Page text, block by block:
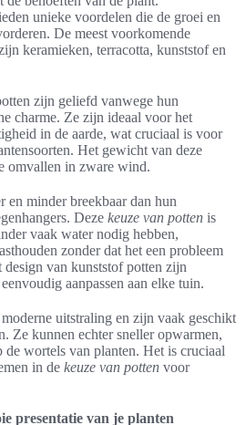
unieke voordelen die de groei en
De meest voorkomende
keramieken, terracotta, kunststof en
zijn geliefd vanwege hun
charme. Ze zijn ideaal voor het
in de aarde, wat cruciaal is voor
Het gewicht van deze
omvallen in zware wind.
minder breekbaar dan hun
Deze keuze van potten is
vaak water nodig hebben,
zonder dat het een probleem
van kunststof potten zijn
aanpassen aan elke tuin.
uitstraling en zijn vaak geschikt
Ze kunnen echter sneller opwarmen,
wortels van planten. Het is cruciaal
in de keuze van potten voor
presentatie van je planten